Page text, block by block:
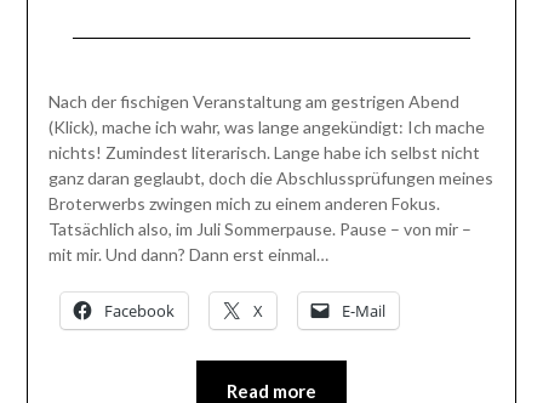
30.
Juli
2013
Nach der fischigen Veranstaltung am gestrigen Abend
(Klick), mache ich wahr, was lange angekündigt: Ich mache
nichts! Zumindest literarisch. Lange habe ich selbst nicht
ganz daran geglaubt, doch die Abschlussprüfungen meines
Broterwerbs zwingen mich zu einem anderen Fokus.
Tatsächlich also, im Juli Sommerpause. Pause – von mir –
mit mir. Und dann? Dann erst einmal…
Facebook X E-Mail
Read more